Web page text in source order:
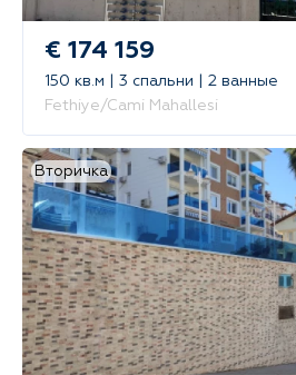
€ 174 159
150 кв.м | 3 спальни | 2 ванные
Fethiye/Cami Mahallesi
Вторичка